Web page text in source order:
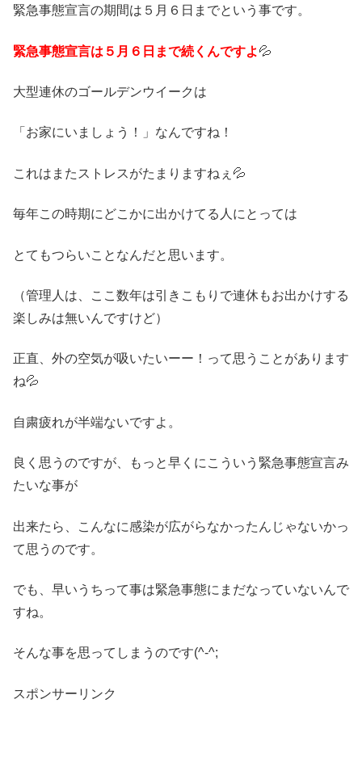
緊急事態宣言の期間は５月６日までという事です。
緊急事態宣言は５月６日まで続くんですよ 💦
大型連休のゴールデンウイークは
「お家にいましょう！」なんですね！
これはまたストレスがたまりますねぇ💦
毎年この時期にどこかに出かけてる人にとっては
とてもつらいことなんだと思います。
（管理人は、ここ数年は引きこもりで連休もお出かけする
楽しみは無いんですけど）
正直、外の空気が吸いたいーー！って思うことがあります
ね💦
自粛疲れが半端ないですよ。
良く思うのですが、もっと早くにこういう緊急事態宣言み
たいな事が
出来たら、こんなに感染が広がらなかったんじゃないかっ
て思うのです。
でも、早いうちって事は緊急事態にまだなっていないんで
すね。
そんな事を思ってしまうのです(^-^;
スポンサーリンク